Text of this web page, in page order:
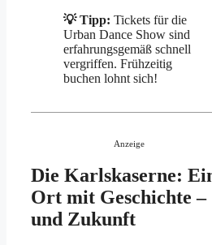
💡 Tipp: Tickets für die
Urban Dance Show sind
erfahrungsgemäß schnell
vergriffen. Frühzeitig
buchen lohnt sich!
Anzeige
Die Karlskaserne:
Ort mit Geschichte –
und Zukunft